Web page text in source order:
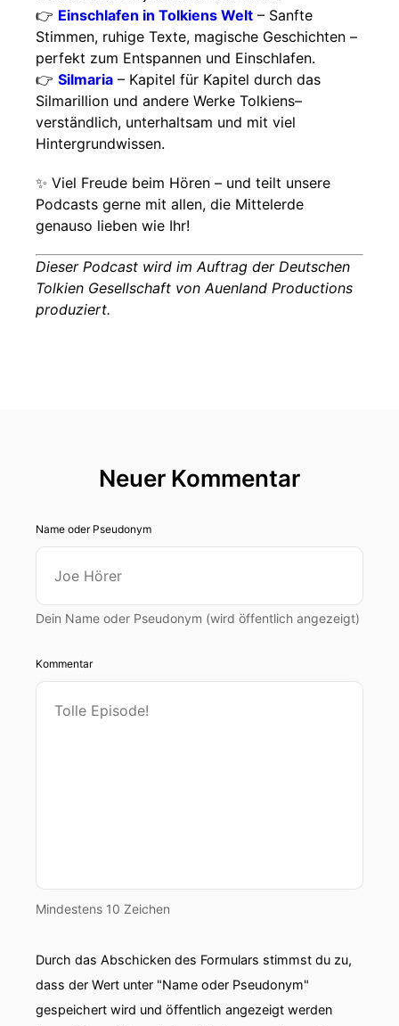
👉 Einschlafen in Tolkiens Welt – Sanfte
Stimmen, ruhige Texte, magische Geschichten –
perfekt zum Entspannen und Einschlafen.
👉 Silmaria – Kapitel für Kapitel durch das
Silmarillion und andere Werke Tolkiens–
verständlich, unterhaltsam und mit viel
Hintergrundwissen.
✨ Viel Freude beim Hören – und teilt unsere
Podcasts gerne mit allen, die Mittelerde
genauso lieben wie Ihr!
Dieser Podcast wird im Auftrag der Deutschen
Tolkien Gesellschaft von Auenland Productions
produziert.
Neuer Kommentar
Name oder Pseudonym
Dein Name oder Pseudonym (wird öffentlich angezeigt)
Kommentar
Mindestens 10 Zeichen
Durch das Abschicken des Formulars stimmst du zu,
dass der Wert unter "Name oder Pseudonym"
gespeichert wird und öffentlich angezeigt werden